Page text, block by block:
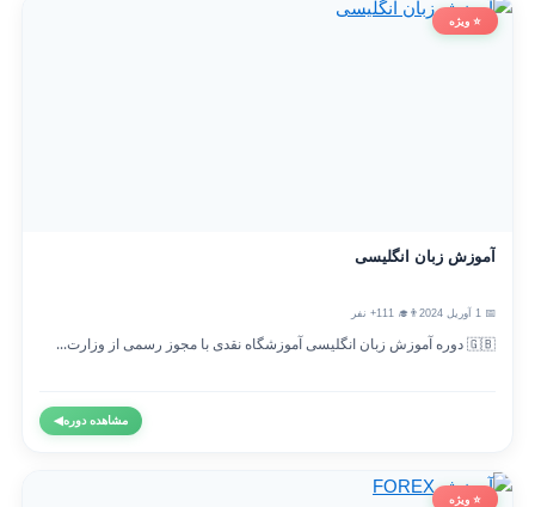
⭐ ویژه
آموزش زبان انگلیسی
👨‍🎓 111+ نفر
🇬🇧 دوره آموزش زبان انگلیسی آموزشگاه نقدی با مجوز رسمی از وزارت...
مشاهده دوره◀
⭐ ویژه